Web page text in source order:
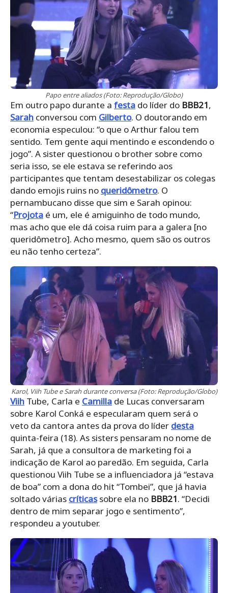
Papo entre aliados (Foto: Reprodução/Globo)
Em outro papo durante a festa do líder do BBB21,
Sarah conversou com Gilberto. O doutorando em
economia especulou: “o que o Arthur falou tem
sentido. Tem gente aqui mentindo e escondendo o
jogo”. A sister questionou o brother sobre como
seria isso, se ele estava se referindo aos
participantes que tentam desestabilizar os colegas
dando emojis ruins no queridômetro. O
pernambucano disse que sim e Sarah opinou:
“Projota é um, ele é amiguinho de todo mundo,
mas acho que ele dá coisa ruim para a galera [no
queridômetro]. Acho mesmo, quem são os outros
eu não tenho certeza”.
Karol, Viih Tube e Sarah durante conversa (Foto: Reprodução/Globo)
Viih Tube, Carla e Camilla de Lucas conversaram
sobre Karol Conká e especularam quem será o
veto da cantora antes da prova do líder desta
quinta-feira (18). As sisters pensaram no nome de
Sarah, já que a consultora de marketing foi a
indicação de Karol ao paredão. Em seguida, Carla
questionou Viih Tube se a influenciadora já “estava
de boa” com a dona do hit “Tombei”, que já havia
soltado várias críticassobre ela no BBB21. “Decidi
dentro de mim separar jogo e sentimento”,
respondeu a youtuber.